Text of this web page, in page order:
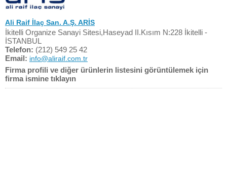
Ali Raif İlaç San. A.Ş. ARİS
İkitelli Organize Sanayi Sitesi,Haseyad II.Kısım N:228 İkitelli -
İSTANBUL
Telefon: (212) 549 25 42
Email: info@aliraif.com.tr
Firma profili ve diğer ürünlerin listesini görüntülemek için
firma ismine tıklayın